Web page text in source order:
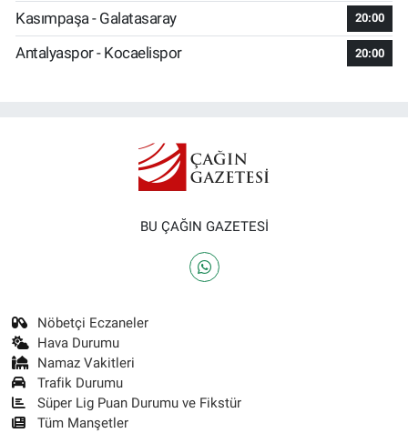
Kasımpaşa - Galatasaray 20:00
Antalyaspor - Kocaelispor 20:00
BU ÇAĞIN GAZETESİ
Nöbetçi Eczaneler
Hava Durumu
Namaz Vakitleri
Trafik Durumu
Süper Lig Puan Durumu ve Fikstür
Tüm Manşetler